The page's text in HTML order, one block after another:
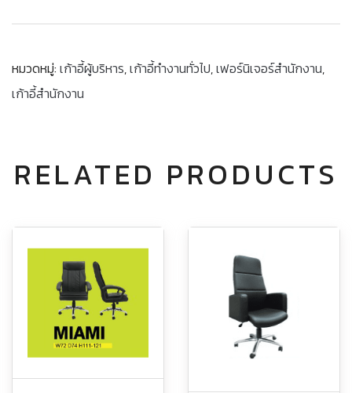
หมวดหมู่: เก้าอี้ผู้บริหาร,เก้าอี้ทำงานทั่วไป,เฟอร์นิเจอร์สำนักงาน,
เก้าอี้สำนักงาน
RELATED PRODUCTS